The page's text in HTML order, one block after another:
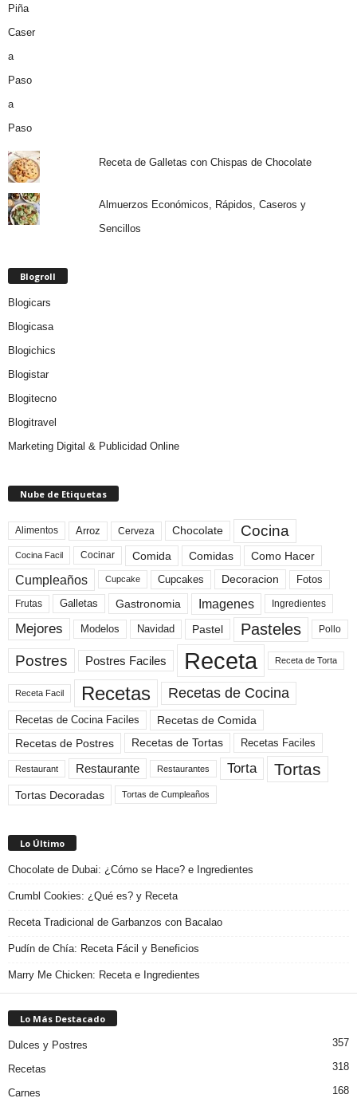
Receta de Galletas con Chispas de Chocolate
Almuerzos Económicos, Rápidos, Caseros y
Sencillos
Blogroll
Blogicars
Blogicasa
Blogichics
Blogistar
Blogitecno
Blogitravel
Marketing Digital & Publicidad Online
Nube de Etiquetas
Alimentos Arroz Cerveza Chocolate Cocina
Cocina Facil Cocinar Comida Comidas Como Hacer
Cumpleaños Cupcake Cupcakes Decoracion Fotos
Frutas Galletas Gastronomia Imagenes Ingredientes
Mejores Modelos Navidad Pastel Pasteles Pollo
Postres Postres Faciles Receta Receta de Torta
Receta Facil Recetas Recetas de Cocina
Recetas de Cocina Faciles
Recetas de Comida
Recetas de Postres
Recetas de Tortas Recetas Faciles
Restaurant Restaurante Restaurantes Torta Tortas
Tortas Decoradas Tortas de Cumpleaños
Lo Último
Chocolate de Dubai: ¿Cómo se Hace? e Ingredientes
Crumbl Cookies: ¿Qué es? y Receta
Receta Tradicional de Garbanzos con Bacalao
Pudín de Chía: Receta Fácil y Beneficios
Marry Me Chicken: Receta e Ingredientes
Lo Más Destacado
Dulces y Postres 357
Recetas 318
Carnes
168